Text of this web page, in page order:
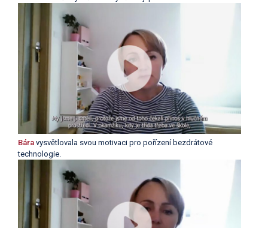
Bára vysvětlovala svou motivaci pro pořízení bezdrátové
technologie.